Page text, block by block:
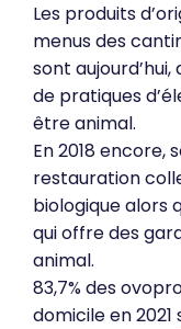
Les produits
menus des
sont
de pratiques
être animal.
En 2018 encore,
restauration
biologique alors
qui offre des
animal.
83,7% des
domicile en